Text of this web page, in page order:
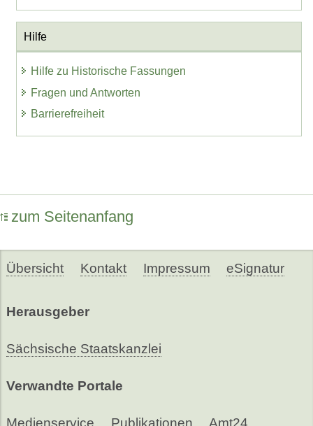
Hilfe
Hilfe zu Historische Fassungen
Fragen und Antworten
Barrierefreiheit
zum Seitenanfang
Übersicht Kontakt Impressum eSignatur
Herausgeber
Sächsische Staatskanzlei
Verwandte Portale
Medienservice Publikationen Amt24